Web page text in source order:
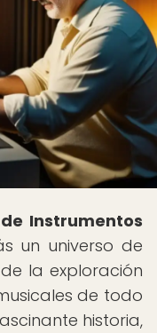
Instrumentos
un universo de
la exploración
de todo
historia,